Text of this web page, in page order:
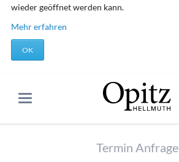
wieder geöffnet werden kann.
Mehr erfahren
OK
Termin Anfrage